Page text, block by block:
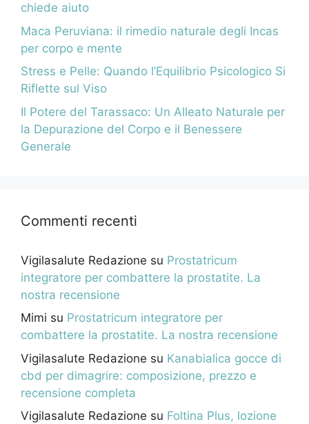
chiede aiuto
Maca Peruviana: il rimedio naturale degli Incas
per corpo e mente
Stress e Pelle: Quando l’Equilibrio Psicologico Si
Riflette sul Viso
Il Potere del Tarassaco: Un Alleato Naturale per
la Depurazione del Corpo e il Benessere
Generale
Commenti recenti
Vigilasalute Redazione su Prostatricum
integratore per combattere la prostatite. La
nostra recensione
Mimi su Prostatricum integratore per
combattere la prostatite. La nostra recensione
Vigilasalute Redazione su Kanabialica gocce di
cbd per dimagrire: composizione, prezzo e
recensione completa
Vigilasalute Redazione su Foltina Plus, lozione